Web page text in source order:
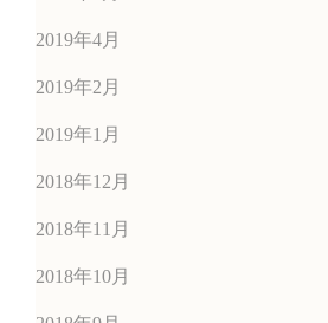
2019年4月
2019年2月
2019年1月
2018年12月
2018年11月
2018年10月